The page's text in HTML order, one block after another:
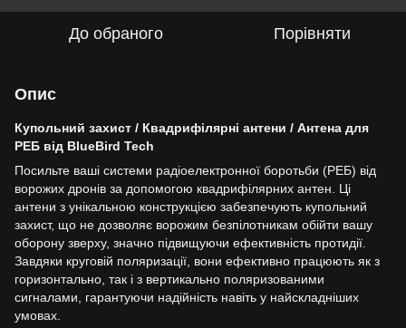
До обраного Порівняти
Опис
Купольний захист / Квадрифілярні антени / Антена для
РЕБ від BlueBird Tech
Посильте ваші системи радіоелектронної боротьби (РЕБ) від
ворожих дронів за допомогою квадрифілярних антен. Ці
антени з унікальною конструкцією забезпечують купольний
захист, що не дозволяє ворожим безпілотникам обійти вашу
оборону зверху, значно підвищуючи ефективність протидії.
Завдяки круговій поляризації, вони ефективно працюють як з
горизонтально, так і з вертикально поляризованими
сигналами, гарантуючи надійність навіть у найскладніших
умовах.